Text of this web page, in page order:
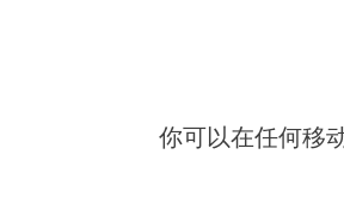
你可以在任何移